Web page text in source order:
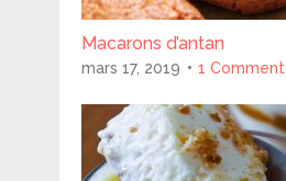
Macarons d’antan
mars 17, 2019 1 Comment